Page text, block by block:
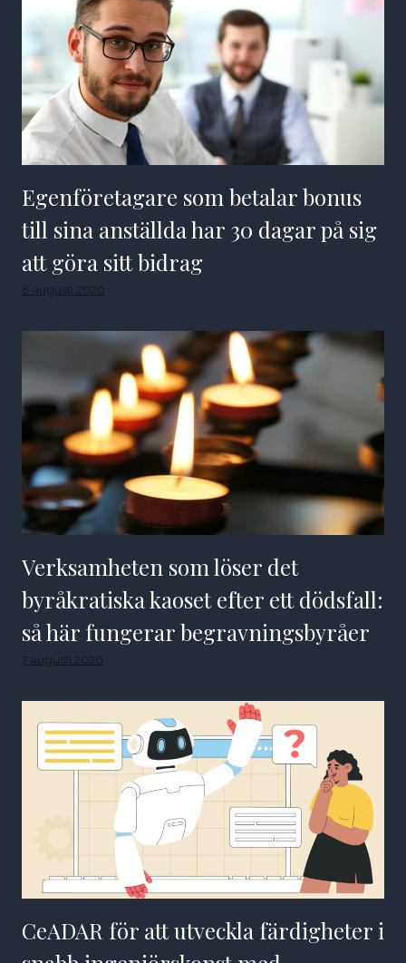
Egenföretagare som betalar bonus
till sina anställda har 30 dagar på sig
att göra sitt bidrag
8 augusti 2026
Verksamheten som löser det
byråkratiska kaoset efter ett dödsfall:
så här fungerar begravningsbyråer
7 augusti 2026
CeADAR för att utveckla färdigheter i